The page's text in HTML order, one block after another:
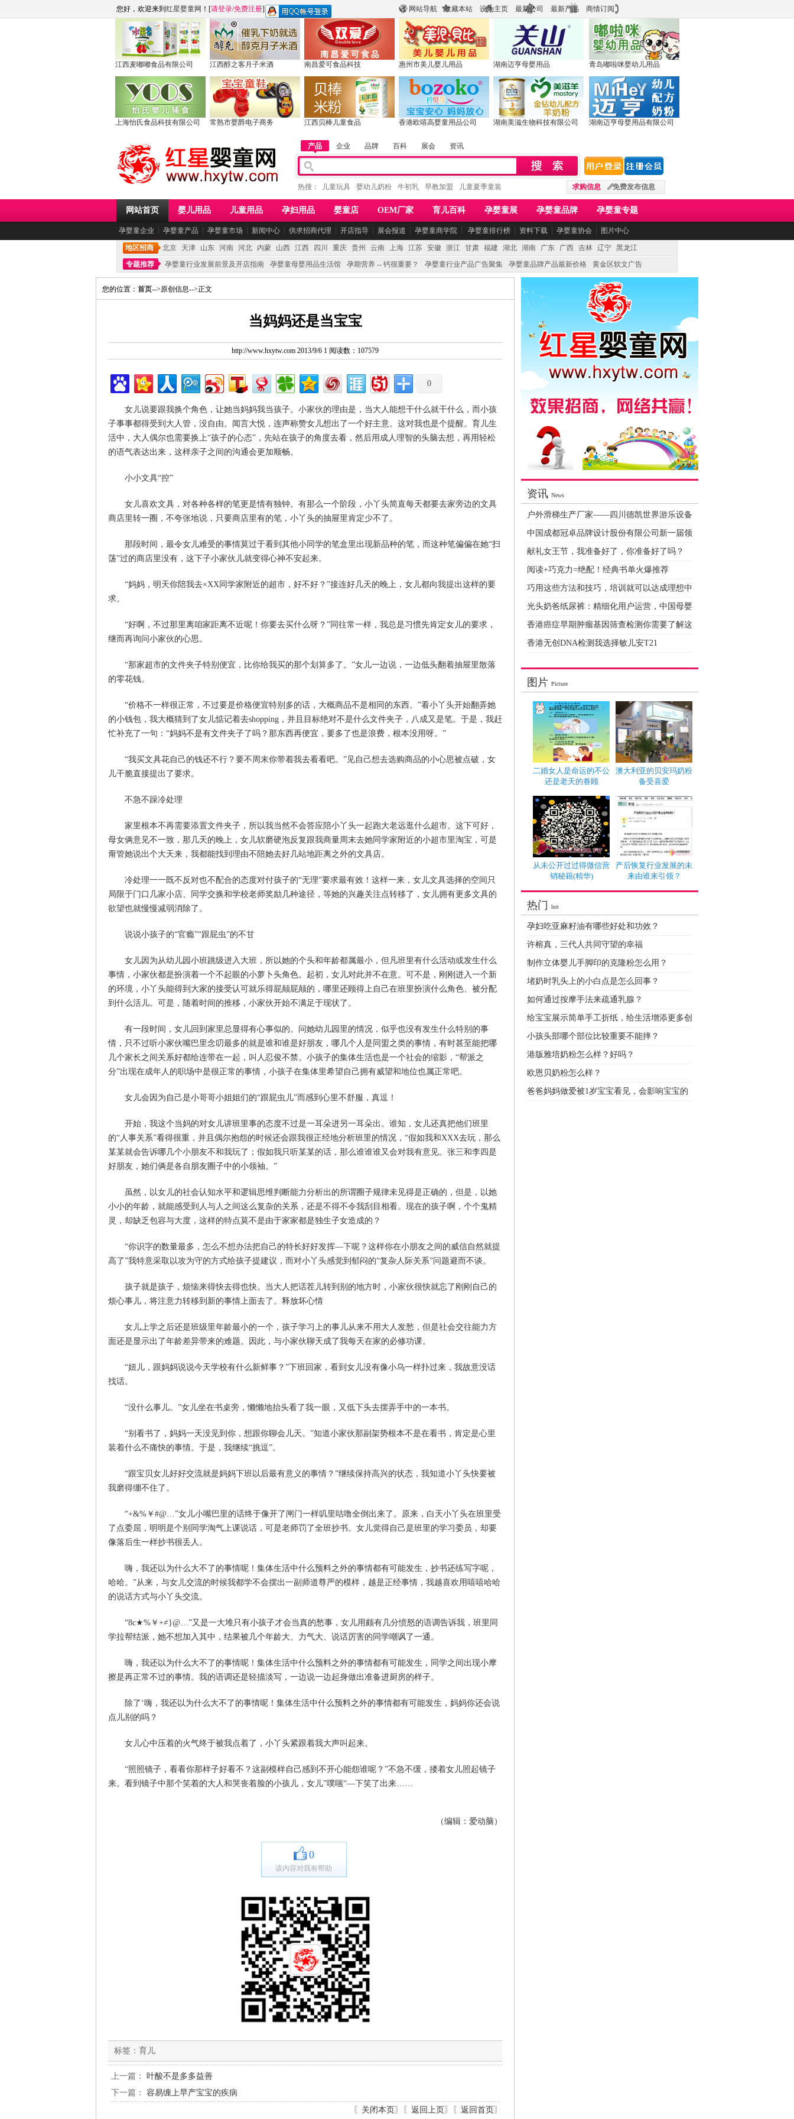
网站导航 收藏本站 设为主页 最新公司 最新产品 商情订阅
您好，欢迎来到 红星婴童网 ！[请登录/免费注册]
江西麦嘟嘟食品有限公司 江西醇之客月子米酒 南昌爱可食品科技 惠州市美儿婴儿用品 湖南迈亨母婴用品 青岛嘟啦咪婴幼儿用品
上海怡氏食品科技有限公司 常熟市婴爵电子商务 江西贝棒儿童食品 香港欧嘻高婴童用品公司 湖南美滋生物科技有限公司 湖南迈亨母婴用品有限公司
产品 企业 品牌 百科 展会 资讯
求购信息 免费发布信息
热搜： 儿童玩具 婴幼儿奶粉 牛初乳 早教加盟 儿童夏季童装
网站首页 婴儿用品 儿童用品 孕妇用品 婴童店 OEM厂家 育儿百科 孕婴童展 孕婴童品牌 孕婴童专题
孕婴童企业 ┆ 孕婴童产品 ┆ 孕婴童市场 ┆ 新闻中心 ┆ 供求招商代理 ┆ 开店指导 ┆ 展会报道 ┆ 孕婴童商学院 ┆ 孕婴童排行榜 ┆ 资料下载 ┆ 孕婴童协会 ┆ 图片中心
地区招商 北京 天津 山东 河南 河北 内蒙 山西 江西 四川 重庆 贵州 云南 上海 江苏 安徽 浙江 甘肃 福建 湖北 湖南 广东 广西 吉林 辽宁 黑龙江
专题推荐
孕婴童行业发展前景及开店指南 孕婴童母婴用品生活馆 孕期营养 -- 钙很重要？ 孕婴童行业产品广告聚集 孕婴童品牌产品最新价格 黄金区软文广告
您的位置： 首页-->原创信息-->正文
当妈妈还是当宝宝
http://www.hxytw.com 2013/9/6 1 阅读数：107579
0
女儿说要跟我换个角色，让她当妈妈我当孩子。小家伙的理由是，当大人能想干什么就干什么，而小孩
子事事都得受到大人管，没自由。闻言大悦，连声称赞女儿想出了一个好主意。这对我也是个提醒。育儿生
活中，大人偶尔也需要换上“孩子的心态”，先站在孩子的角度去看，然后用成人理智的头脑去想，再用轻松
的语气表达出来，这样亲子之间的沟通会更加顺畅。
小小文具“控”
女儿喜欢文具，对各种各样的笔更是情有独钟。有那么一个阶段，小丫头简直每天都要去家旁边的文具
商店里转一圈，不夸张地说，只要商店里有的笔，小丫头的抽屉里肯定少不了。
那段时间，最令女儿难受的事情莫过于看到其他小同学的笔盒里出现新品种的笔，而这种笔偏偏在她“扫
荡”过的商店里没有，这下子小家伙儿就变得心神不安起来。
“妈妈，明天你陪我去×XX同学家附近的超市，好不好？”接连好几天的晚上，女儿都向我提出这样的要
求。
“好啊，不过那里离咱家距离不近呢！你要去买什么呀？”同往常一样，我总是习惯先肯定女儿的要求，
继而再询问小家伙的心思。
“那家超市的文件夹子特别便宜，比你给我买的那个划算多了。”女儿一边说，一边低头翻着抽屉里散落
的零花钱。
“价格不一样很正常，不过要是价格便宜特别多的话，大概商品不是相同的东西。”看小丫头开始翻弄她
的小钱包，我大概猜到了女儿惦记着去shopping，并且目标绝对不是什么文件夹子，八成又是笔。于是，我赶
忙补充了一句：“妈妈不是有文件夹子了吗？那东西再便宜，要多了也是浪费，根本没用呀。”
“我买文具花自己的钱还不行？要不周末你带着我去看看吧。”见自己想去选购商品的小心思被点破，女
儿干脆直接提出了要求。
不急不躁冷处理
家里根本不再需要添置文件夹子，所以我当然不会答应陪小丫头一起跑大老远逛什么超市。这下可好，
母女俩意见不一致，那几天的晚上，女儿软磨硬泡反复跟我商量周末去她同学家附近的小超市里淘宝，可是
甭管她说出个大天来，我都能找到理由不陪她去好几站地距离之外的文具店。
冷处理一一既不反对也不配合的态度对付孩子的“无理”要求最有效！这样一来，女儿文具选择的空间只
局限于门口几家小店、同学交换和学校老师奖励几种途径，等她的兴趣关注点转移了，女儿拥有更多文具的
欲望也就慢慢减弱消除了。
说说小孩子的“官瘾”“跟屁虫”的不甘
女儿因为从幼儿园小班跳级进入大班，所以她的个头和年龄都属最小，但凡班里有什么活动或发生什么
事情，小家伙都是扮演着一个不起眼的小萝卜头角色。起初，女儿对此并不在意。可不是，刚刚进入一个新
的环境，小丫头能得到大家的接受认可就乐得屁颠屁颠的，哪里还顾得上自己在班里扮演什么角色、被分配
到什么活儿。可是，随着时间的推移，小家伙开始不满足于现状了。
有一段时间，女儿回到家里总显得有心事似的。问她幼儿园里的情况，似乎也没有发生什么特别的事
情，只不过听小家伙嘴巴里念叨最多的就是谁和谁是好朋友，哪几个人是同盟之类的事情，有时甚至能把哪
几个家长之间关系好都给连带在一起，叫人忍俊不禁。小孩子的集体生活也是一个社会的缩影，“帮派之
分”出现在成年人的职场中是很正常的事情，小孩子在集体里希望自己拥有威望和地位也属正常吧。
女儿会因为自己是小哥哥小姐姐们的“跟屁虫儿”而感到心里不舒服，真逗！
开始，我这个当妈的对女儿讲班里事的态度不过是一耳朵进另一耳朵出。谁知，女儿还真把他们班里
的“人事关系”看得很重，并且偶尔抱怨的时候还会跟我很正经地分析班里的情况，“假如我和XXX去玩，那么
某某就会告诉哪几个小朋友不和我玩了；假如我只听某某的话，那么谁谁谁又会对我有意见。张三和李四是
好朋友，她们俩是各自朋友圈子中的小领袖。”
虽然，以女儿的社会认知水平和逻辑思维判断能力分析出的所谓圈子规律未见得是正确的，但是，以她
小小的年龄，就能感受到人与人之间这么复杂的关系，还是不得不令我刮目相看。现在的孩子啊，个个鬼精
灵，却缺乏包容与大度，这样的特点莫不是由于家家都是独生子女造成的？
“你识字的数量最多，怎么不想办法把自己的特长好好发挥—下呢？这样你在小朋友之间的威信自然就提
高了”我特意采取以攻为守的方式给孩子提建议，而对小丫头感觉到郁闷的“复杂人际关系”问题避而不谈。
孩子就是孩子，烦恼来得快去得也快。当大人把话茬儿转到别的地方时，小家伙很快就忘了刚刚自己的
烦心事儿，将注意力转移到新的事情上面去了。释放坏心情
女儿上学之后还是班级里年龄最小的一个，孩子学习上的事儿从来不用大人发愁，但是社会交往能力方
面还是显示出了年龄差异带来的难题。因此，与小家伙聊天成了我每天在家的必修功课。
“妞儿，跟妈妈说说今天学校有什么新鲜事？”下班回家，看到女儿没有像小乌一样扑过来，我故意没话
找话。
“没什么事儿。”女儿坐在书桌旁，懒懒地抬头看了我一眼，又低下头去摆弄手中的一本书。
“别看书了，妈妈一天没见到你，想跟你聊会儿天。”知道小家伙那副架势根本不是在看书，肯定是心里
装着什么不痛快的事情。于是，我继续“挑逗”。
“跟宝贝女儿好好交流就是妈妈下班以后最有意义的事情？”继续保持高兴的状态，我知道小丫头快要被
我磨得绷不住了。
“+&%￥#@…”女儿小嘴巴里的话终于像开了闸门一样叽里咕噜全倒出来了。原来，白天小丫头在班里受
了点委屈，明明是个别同学淘气上课说话，可是老师罚了全班抄书。女儿觉得自己是班里的学习委员，却要
像落后生一样抄书很丢人。
嗨，我还以为什么大不了的事情呢！集体生活中什么预料之外的事情都有可能发生，抄书还练写字呢，
哈哈。”从来，与女儿交流的时候我都学不会摆出一副师道尊严的模样，越是正经事情，我越喜欢用嘻嘻哈哈
的说话方式与小丫头交流。
“8c★%￥+≠}@…”又是一大堆只有小孩子才会当真的愁事，女儿用颇有几分愤怒的语调告诉我，班里同
学拉帮结派，她不想加入其中，结果被几个年龄大、力气大、说话厉害的同学嘲讽了一通。
嗨，我还以为什么大不了的事情呢！集体生活中什么预料之外的事情都有可能发生，同学之间出现小摩
擦是再正常不过的事情。我的语调还是轻描淡写，一边说一边起身做出准备进厨房的样子。
除了‘嗨，我还以为什么大不了的事情呢！集体生活中什么预料之外的事情都有可能发生，妈妈你还会说
点儿别的吗？
女儿心中压着的火气终于被我点着了，小丫头紧跟着我大声叫起来。
“照照镜子，看看你那样子好看不？这副模样自己感到不开心能怨谁呢？”不急不缓，搂着女儿照起镜子
来。看到镜子中那个笑着的大人和哭丧着脸的小孩儿，女儿”噗嗤“—下笑了出来……
（编辑：爱动脑）
0
该内容对我有帮助
标签： 育儿
上一篇： 叶酸不是多多益善
下一篇： 容易缠上早产宝宝的疾病
〖 关闭本页〗〖 返回上页〗〖 返回首页〗
资讯 News
户外滑梯生产厂家——四川德凯世界游乐设备
中国成都冠卓品牌设计股份有限公司新一届领
献礼女王节，我准备好了，你准备好了吗？
阅读+巧克力=绝配！经典书单火爆推荐
巧用这些方法和技巧，培训就可以达成理想中
光头奶爸纸尿裤：精细化用户运营，中国母婴
香港癌症早期肿瘤基因筛查检测你需要了解这
香港无创DNA检测我选择敏儿安T21
图片 Picture
二婚女人是命运的不公
还是老天的眷顾
澳大利亚的贝安玛奶粉
备受喜爱
从未公开过过得微信营
销秘籍(精华)
产后恢复行业发展的未
来由谁来引领？
热门 hot
孕妇吃亚麻籽油有哪些好处和功效？
许榕真，三代人共同守望的幸福
制作立体婴儿手脚印的克隆粉怎么用？
堵奶时乳头上的小白点是怎么回事？
如何通过按摩手法来疏通乳腺？
给宝宝展示简单手工折纸，给生活增添更多创
小孩头部哪个部位比较重要不能摔？
港版雅培奶粉怎么样？好吗？
欧恩贝奶粉怎么样？
爸爸妈妈做爱被1岁宝宝看见，会影响宝宝的